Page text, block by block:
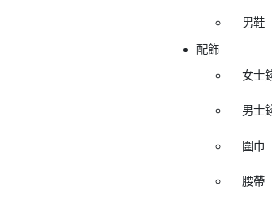
男鞋
配飾
女士
男士
圍巾
腰帶